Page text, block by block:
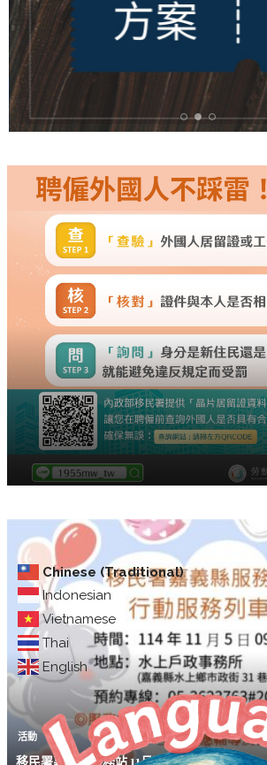
Chinese (Traditional)
Indonesian
Vietnamese
Thai
English
活動
移民署嘉義縣服務站 11月5日行動服務